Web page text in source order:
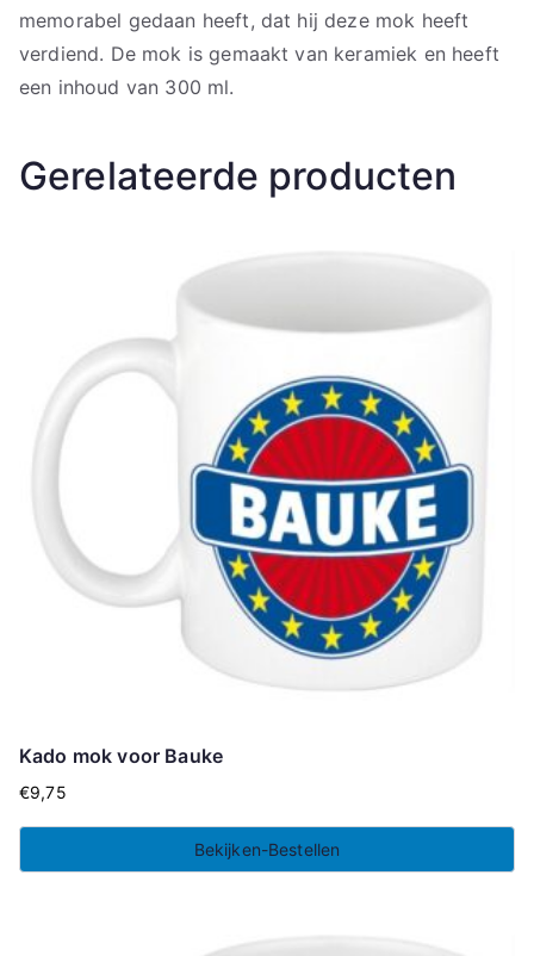
memorabel gedaan heeft, dat hij deze mok heeft
verdiend. De mok is gemaakt van keramiek en heeft
een inhoud van 300 ml.
Gerelateerde producten
Kado mok voor Bauke
€9,75
Bekijken-Bestellen